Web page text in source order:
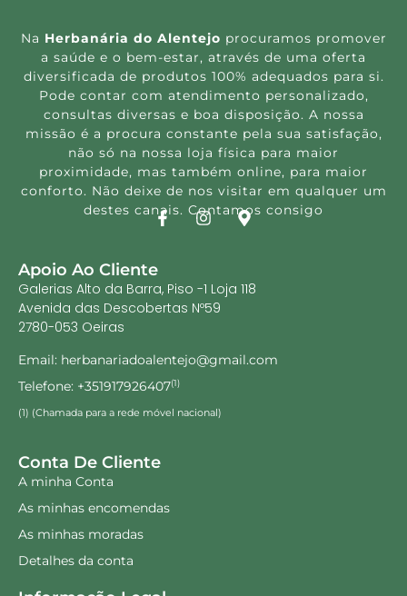
Na Herbanária do Alentejo procuramos promover
a saúde e o bem-estar, através de uma oferta
diversificada de produtos 100% adequados para si.
Pode contar com atendimento personalizado,
consultas diversas e boa disposição. A nossa
missão é a procura constante pela sua satisfação,
não só na nossa loja física para maior
proximidade, mas também online, para maior
conforto. Não deixe de nos visitar em qualquer um
destes canais. Contamos consigo
Apoio Ao Cliente
Galerias Alto da Barra, Piso -1 Loja 118
Avenida das Descobertas Nº59
2780-053 Oeiras
Email: herbanariadoalentejo@gmail.com
Telefone: +351917926407(1)
(1) (Chamada para a rede móvel nacional)
Conta De Cliente
A minha Conta
As minhas encomendas
As minhas moradas
Detalhes da conta